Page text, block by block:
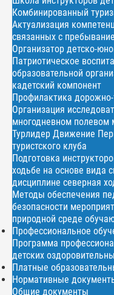
Комбинированный
Актуализация
связанных с
Организатор детско-
Патриотическое
образовательной
кадетский компонент
Профилактика
Организация
многодневном полевом
Турлидер Движение
туристского клуба
Подготовка
ходьбе на основе вида
дисциплине северная
Методы обеспечения
безопасности
природной среде
Профессиональное
Программа
детских
Платные
Нормативные
Общие документы